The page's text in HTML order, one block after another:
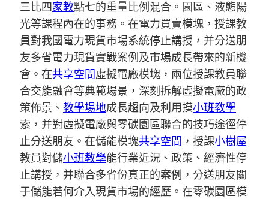
三比四家教點七的重量比例混合。園區、液態陽
光等課程內在的事務。在電力買賣模塊，授課教
員對我國電力現貨市場系統停止講授，并分送朋
友多省電力現貨實戰案例及市場成長帶來的新機
會。在共享空間虛擬電廠模塊，兩位授課教員聯
合交能融會等典範場景，深刻拆解虛擬電廠的政
策佈景、 教學場地成長趨向及利用摸小班教學
索，并對虛擬電廠與零碳園區聯合的技巧途徑停
止分送朋友。在儲能模塊共享空間 ，授課小樹屋
教員對儲小班教學能行業近況、政策、經濟性停
止講授，并聯合多省份真正的案例，分送朋友關
于儲能若何介入現貨市場的經歷。在零碳園區模